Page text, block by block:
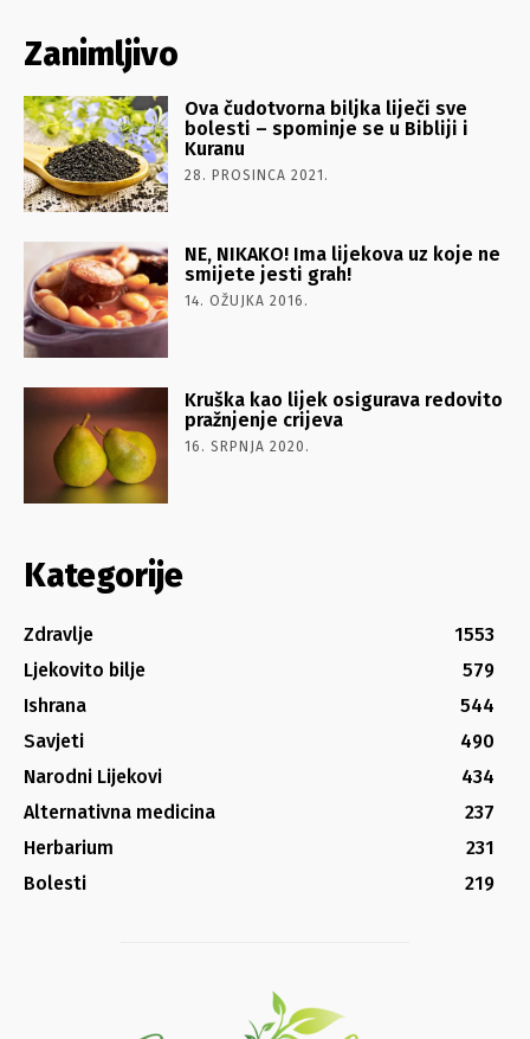
Zanimljivo
Ova čudotvorna biljka liječi sve
bolesti – spominje se u Bibliji i
Kuranu
28. PROSINCA 2021.
NE, NIKAKO! Ima lijekova uz koje ne
smijete jesti grah!
14. OŽUJKA 2016.
Kruška kao lijek osigurava redovito
pražnjenje crijeva
16. SRPNJA 2020.
Kategorije
Zdravlje
1553
Ljekovito bilje
579
Ishrana
544
Savjeti
490
Narodni Lijekovi
434
Alternativna medicina
237
Herbarium
231
Bolesti
219